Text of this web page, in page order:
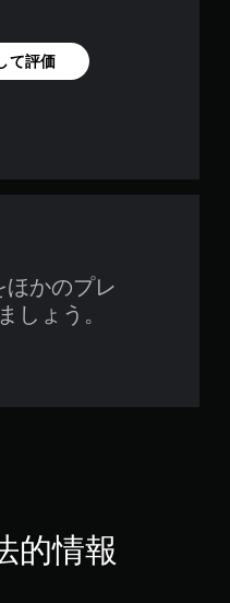
て評価
かのプレ
しょう。
的情報